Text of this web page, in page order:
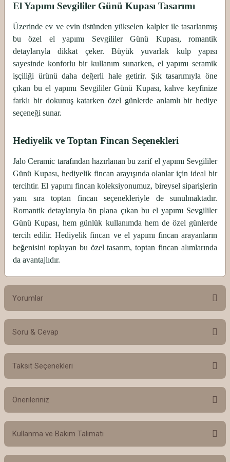
El Yapımı Sevgililer Günü Kupası Tasarımı
Üzerinde ev ve evin üstünden yükselen kalpler ile tasarlanmış
bu özel el yapımı Sevgililer Günü Kupası, romantik
detaylarıyla dikkat çeker. Büyük yuvarlak kulp yapısı
sayesinde konforlu bir kullanım sunarken, el yapımı seramik
işçiliği ürünü daha değerli hale getirir. Şık tasarımıyla öne
çıkan bu el yapımı Sevgililer Günü Kupası, kahve keyfinize
farklı bir dokunuş katarken özel günlerde anlamlı bir hediye
seçeneği sunar.
Hediyelik ve Toptan Fincan Seçenekleri
Jalo Ceramic tarafından hazırlanan bu zarif el yapımı Sevgililer
Günü Kupası, hediyelik fincan arayışında olanlar için ideal bir
tercihtir. El yapımı fincan koleksiyonumuz, bireysel siparişlerin
yanı sıra toptan fincan seçenekleriyle de sunulmaktadır.
Romantik detaylarıyla ön plana çıkan bu el yapımı Sevgililer
Günü Kupası, hem günlük kullanımda hem de özel günlerde
tercih edilir. Hediyelik fincan ve el yapımı fincan arayanların
beğenisini toplayan bu özel tasarım, toptan fincan alımlarında
da avantajlıdır.
Yorumlar
Bu ürüne ilk yorumu siz yapın!
Soru & Cevap
Ürün hakkında henüz soru sorulmamış.
Taksit Seçenekleri
Önerileriniz
Bu ürünün fiyat bilgisi, resim, ürün açıklamalarında ve diğer konularda
yetersiz gördüğünüz noktaları öneri formunu kullanarak tarafımıza
iletebilirsiniz.
Kullanma ve Bakım Talimatı